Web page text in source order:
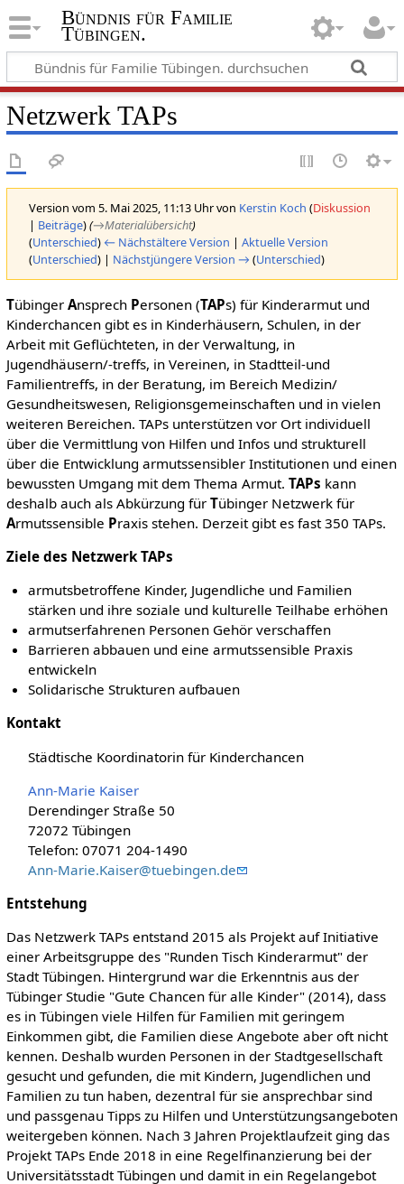
Bündnis für Familie
Tübingen.
Netzwerk TAPs
Version vom 5. Mai 2025, 11:13 Uhr von Kerstin Koch (Diskussion
| Beiträge)(→‎Materialübersicht)
(Unterschied) ← Nächstältere Version | Aktuelle Version
(Unterschied) | Nächstjüngere Version → (Unterschied)
Tübinger AnsprechPersonen (TAPs) für Kinderarmut und
Kinderchancen gibt es in Kinderhäusern, Schulen, in der
Arbeit mit Geflüchteten, in der Verwaltung, in
Jugendhäusern/-treffs, in Vereinen, in Stadtteil-und
Familientreffs, in der Beratung, im Bereich Medizin/
Gesundheitswesen, Religionsgemeinschaften und in vielen
weiteren Bereichen. TAPs unterstützen vor Ort individuell
über die Vermittlung von Hilfen und Infos und strukturell
über die Entwicklung armutssensibler Institutionen und einen
bewussten Umgang mit dem Thema Armut. TAPs kann
deshalb auch als Abkürzung für Tübinger Netzwerk für
Armutssensible Praxis stehen. Derzeit gibt es fast 350 TAPs.
Ziele des Netzwerk TAPs
armutsbetroffene Kinder, Jugendliche und Familien
stärken und ihre soziale und kulturelle Teilhabe erhöhen
armutserfahrenen Personen Gehör verschaffen
Barrieren abbauen und eine armutssensible Praxis
entwickeln
Solidarische Strukturen aufbauen
Kontakt
Städtische Koordinatorin für Kinderchancen
Ann-Marie Kaiser
Derendinger Straße 50
72072 Tübingen
Telefon: 07071 204-1490
Ann-Marie.Kaiser@tuebingen.de
Entstehung
Das Netzwerk TAPs entstand 2015 als Projekt auf Initiative
einer Arbeitsgruppe des "Runden Tisch Kinderarmut" der
Stadt Tübingen. Hintergrund war die Erkenntnis aus der
Tübinger Studie "Gute Chancen für alle Kinder" (2014), dass
es in Tübingen viele Hilfen für Familien mit geringem
Einkommen gibt, die Familien diese Angebote aber oft nicht
kennen. Deshalb wurden Personen in der Stadtgesellschaft
gesucht und gefunden, die mit Kindern, Jugendlichen und
Familien zu tun haben, dezentral für sie ansprechbar sind
und passgenau Tipps zu Hilfen und Unterstützungsangeboten
weitergeben können. Nach 3 Jahren Projektlaufzeit ging das
Projekt TAPs Ende 2018 in eine Regelfinanzierung bei der
Universitätsstadt Tübingen und damit in ein Regelangebot